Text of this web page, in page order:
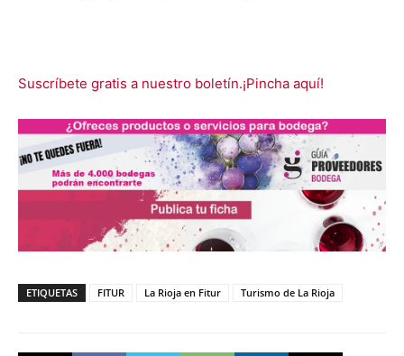
Suscríbete gratis a nuestro boletín.¡Pincha aquí!
ETIQUETAS FITUR La Rioja en Fitur Turismo de La Rioja